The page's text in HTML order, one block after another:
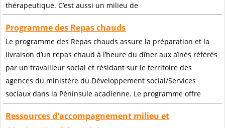
thérapeutique. C’est aussi un milieu de
Programme des Repas chauds
Le programme des Repas chauds assure la préparation et la
livraison d’un repas chaud à l’heure du dîner aux aînés référés
par un travailleur social et résidant sur le territoire des
agences du ministère du Développement social/Services
sociaux dans la Péninsule acadienne. Le programme offre
Ressources d'accompagnement milieu et